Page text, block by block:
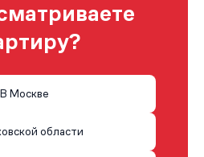
В Москве
области